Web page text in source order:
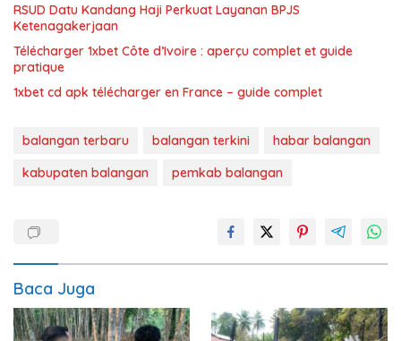
RSUD Datu Kandang Haji Perkuat Layanan BPJS
Ketenagakerjaan
Télécharger 1xbet Côte d’Ivoire : aperçu complet et guide
pratique
1xbet cd apk télécharger en France – guide complet
balangan terbaru balangan terkini
habar balangan
kabupaten balangan
pemkab balangan
Baca Juga